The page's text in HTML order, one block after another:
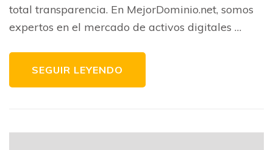
total transparencia. En MejorDominio.net, somos
expertos en el mercado de activos digitales …
SEGUIR LEYENDO